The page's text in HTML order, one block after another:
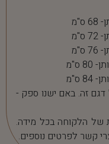
דגם זה. באם ישנו ספק -
של הלקוחה בכל מידה.
קשר לפרטים נוספים.